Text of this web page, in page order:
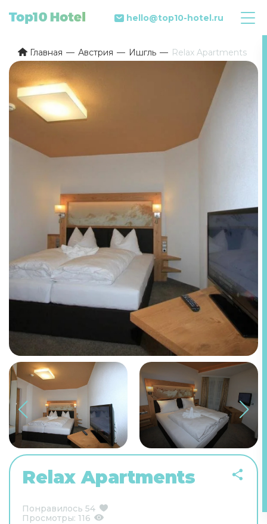
hello@top10-hotel.ru
Главная Австрия Ишгль Relax Apartments
Relax Apartments
Понравилось 54
Просмотры: 116